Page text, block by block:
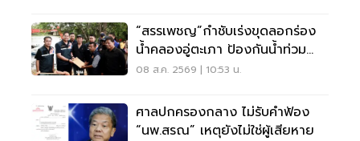
“สรรเพชญ”กำชับเร่งขุดลอกร่อง
น้ำคลองอู่ตะเภา ป้องกันน้ำท่วม
สงขลา
08 ส.ค. 2569 | 10:53 น.
ศาลปกครองกลาง ไม่รับคำฟ้อง
“นพ.สรณ” เหตุยังไม่ใช่ผู้เสียหาย